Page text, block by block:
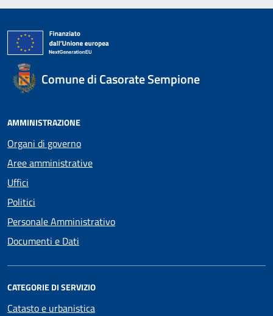
Comune di Casorate Sempione
AMMINISTRAZIONE
Organi di governo
Aree amministrative
Uffici
Politici
Personale Amministrativo
Documenti e Dati
CATEGORIE DI SERVIZIO
Catasto e urbanistica